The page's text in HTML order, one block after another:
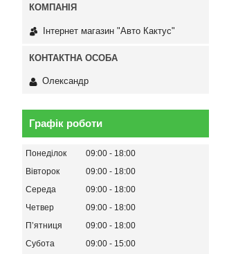
Інтернет магазин "Авто Кактус"
Олександр
Графік роботи
Понеділок 09:00
18:00
Вівторок
09:00
18:00
Середа
09:00
18:00
Четвер
09:00
18:00
Пʼятниця
09:00
18:00
Субота
09:00
15:00